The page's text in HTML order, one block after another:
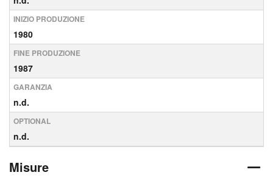
INIZIO PRODUZIONE
1980
FINE PRODUZIONE
1987
GARANZIA
n.d.
OPTIONAL
n.d.
Misure